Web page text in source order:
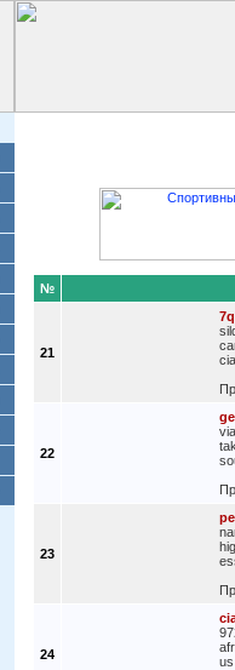
№
21
22
23
24